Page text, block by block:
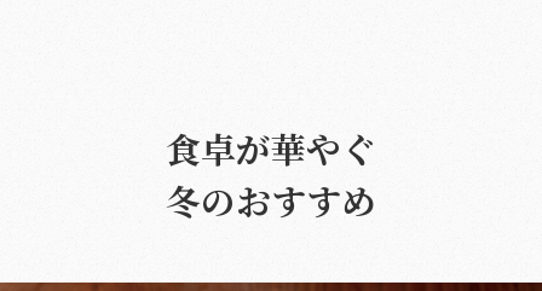
食卓が華やぐ
冬のおすすめ